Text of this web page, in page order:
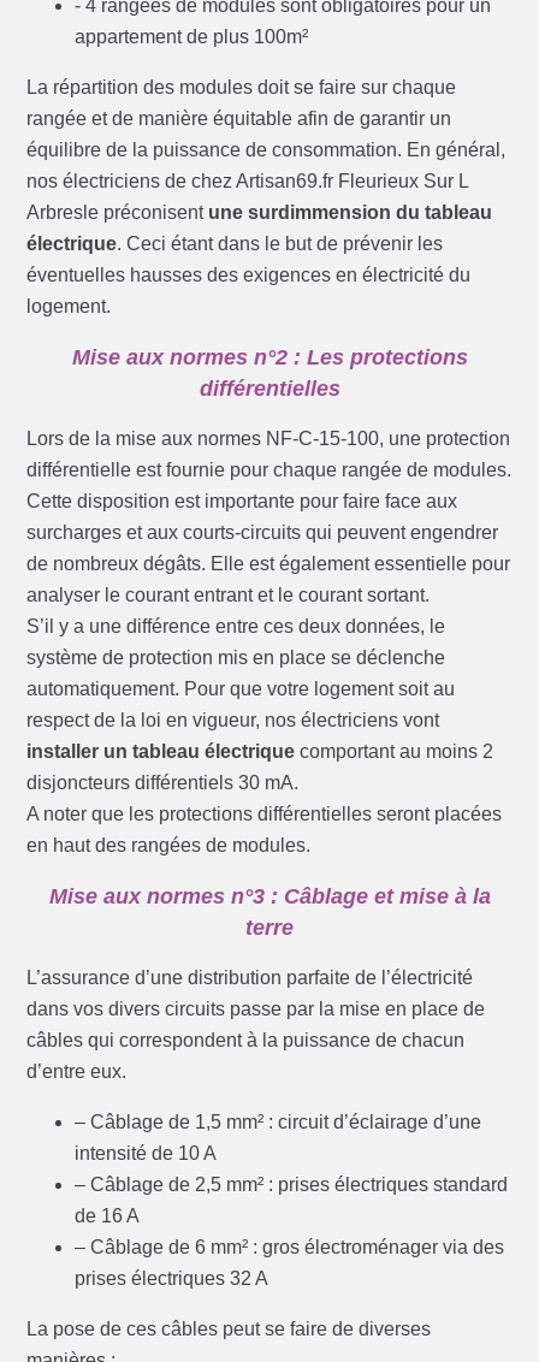
- 4 rangées de modules sont obligatoires pour un
appartement de plus 100m²
La répartition des modules doit se faire sur chaque
rangée et de manière équitable afin de garantir un
équilibre de la puissance de consommation. En général,
nos électriciens de chez Artisan69.fr Fleurieux Sur L
Arbresle préconisent une surdimmension du tableau
électrique. Ceci étant dans le but de prévenir les
éventuelles hausses des exigences en électricité du
logement.
Mise aux normes n°2 : Les protections
différentielles
Lors de la mise aux normes NF-C-15-100, une protection
différentielle est fournie pour chaque rangée de modules.
Cette disposition est importante pour faire face aux
surcharges et aux courts-circuits qui peuvent engendrer
de nombreux dégâts. Elle est également essentielle pour
analyser le courant entrant et le courant sortant.
S’il y a une différence entre ces deux données, le
système de protection mis en place se déclenche
automatiquement. Pour que votre logement soit au
respect de la loi en vigueur, nos électriciens vont
installer un tableau électrique comportant au moins 2
disjoncteurs différentiels 30 mA.
A noter que les protections différentielles seront placées
en haut des rangées de modules.
Mise aux normes n°3 : Câblage et mise à la
terre
L’assurance d’une distribution parfaite de l’électricité
dans vos divers circuits passe par la mise en place de
câbles qui correspondent à la puissance de chacun
d’entre eux.
– Câblage de 1,5 mm² : circuit d’éclairage d’une
intensité de 10 A
– Câblage de 2,5 mm² : prises électriques standard
de 16 A
– Câblage de 6 mm² : gros électroménager via des
prises électriques 32 A
La pose de ces câbles peut se faire de diverses